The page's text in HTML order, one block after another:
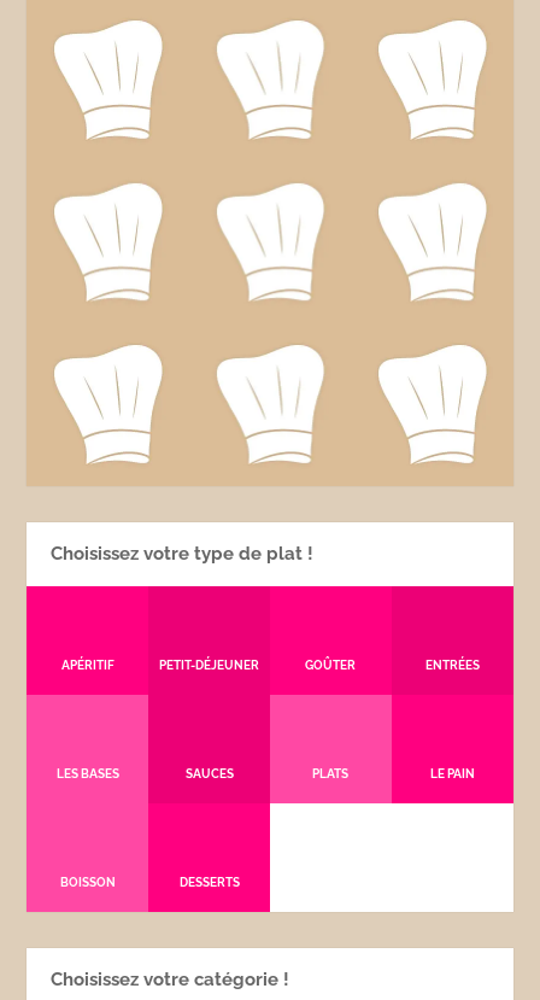
Choisissez votre type de plat !
APÉRITIF PETIT-DÉJEUNER GOÛTER ENTRÉES
LES BASES SAUCES PLATS LE PAIN
BOISSON DESSERTS
Choisissez votre catégorie !